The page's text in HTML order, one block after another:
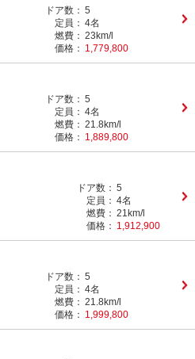
ドア数： 5
定員： 4名
燃費： 23km/l
価格： 1,779,800
ドア数： 5
定員： 4名
燃費： 21.8km/l
価格： 1,889,800
ドア数： 5
定員： 4名
燃費： 21km/l
価格： 1,912,900
ドア数： 5
定員： 4名
燃費： 21.8km/l
価格： 1,999,800